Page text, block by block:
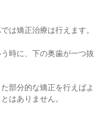
は矯正治療は行えます。
時に、下の奥歯が一つ抜
部分的な矯正を行えばよ
はありません。